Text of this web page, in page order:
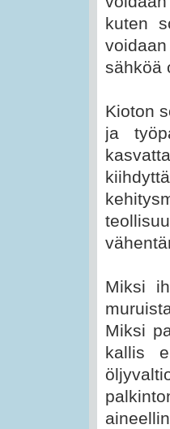
kuten
sähköä
Kioton
ja
Miksi
Miksi
kallis